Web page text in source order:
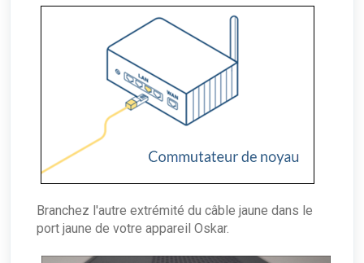
Branchez l'autre extrémité du câble jaune dans le
port jaune de votre appareil Oskar.